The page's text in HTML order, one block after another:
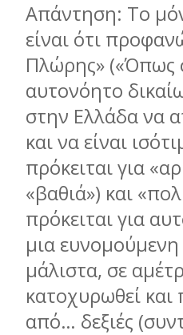
Απάντηση: Το
είναι ότι
Πλώρης» («Όπως
αυτονόητο
στην Ελλάδα να
και να είναι
πρόκειται για
«βαθιά») και
πρόκειται για
µια
µάλιστα, σε
κατοχυρωθεί
από… δεξιές